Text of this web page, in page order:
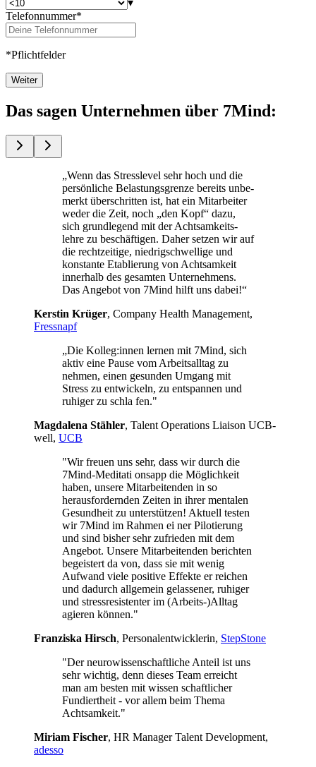
▾
Telefonnummer*
*Pflichtfelder
Weiter
Das sagen Unternehmen über 7Mind:
„Wenn das Stress­le­vel sehr hoch und die
per­sön­li­che Belas­tungs­grenze bereits unbe­
merkt über­schrit­ten ist, hat ein Mit­ar­bei­ter
weder die Zeit, noch „den Kopf“ dazu,
sich grund­le­gend mit der Acht­sam­keits­
lehre zu beschäf­ti­gen. Daher setzen wir auf
die recht­zei­tige, nied­rig­schwel­lige und
kon­stante Eta­blie­rung von Acht­sam­keit
inner­halb des gesam­ten Unterneh­mens.
Das Ange­bot von 7Mind hilft uns dabei!“
Kers­tin Krüger, Com­pany Health Manage­ment,
Fressnapf
„Die Kolleg:innen lernen mit 7Mind, sich
aktiv eine Pause vom Arbeitsalltag zu
nehmen, einen gesunden Umgang mit
Stress zu entwickeln, zu entspannen und
ruhiger zu schla fen."
Mag­da­lena Stäh­ler, Talent Operations Liaison UCB­
well, UCB
"Wir freuen uns sehr, dass wir durch die
7Mind-Meditati onsapp die Möglichkeit
haben, unsere Mitarbeitenden in so
herausfordernden Zeiten in ihrer mentalen
Gesundheit zu unterstützen! Aktuell testen
wir 7Mind im Rahmen ei ner Pilotierung
und sind bisher sehr zufrieden mit dem
Angebot. Unsere Mitarbeitenden berichten
begeistert da von, dass sie mit wenig
Aufwand viele positive Effekte er reichen
und dadurch allgemein gelassener, ruhiger
und stressresistenter im (Arbeits-)Alltag
agieren können."
Franziska Hirsch, Personalentwicklerin, StepStone
"Der neurowissenschaftliche Anteil ist uns
sehr wichtig, denn dieses Team erreicht
man am besten mit wissen schaftlicher
Fundiertheit - vor allem beim Thema
Achtsamkeit."
Miriam Fischer, HR Manager Talent Development,
adesso